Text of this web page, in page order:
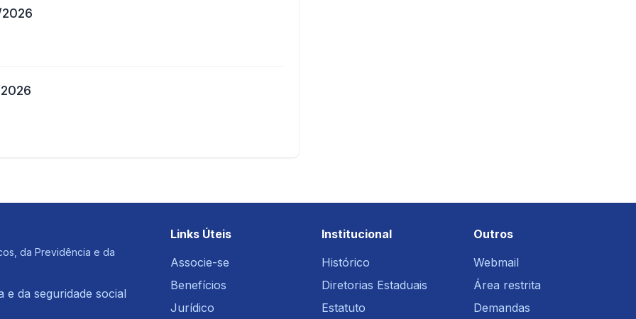
da Previdência e da
e da seguridade social
Links Úteis
Associe-se
Benefícios
Jurídico
Institucional
Histórico
Diretorias Estaduais
Estatuto
Outros
Webmail
Área restrita
Demandas